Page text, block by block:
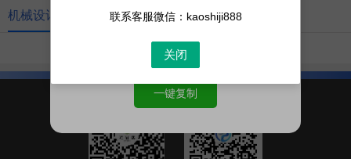
机械设计制造及其自动化
共 0页0 条
联系客服微信：kaoshiji888
关闭
一键复制